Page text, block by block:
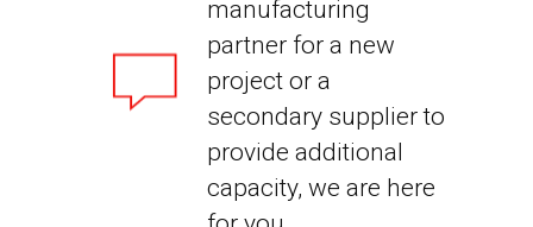
manufacturing
partner for a new
project or a
secondary supplier to
provide additional
capacity, we are here